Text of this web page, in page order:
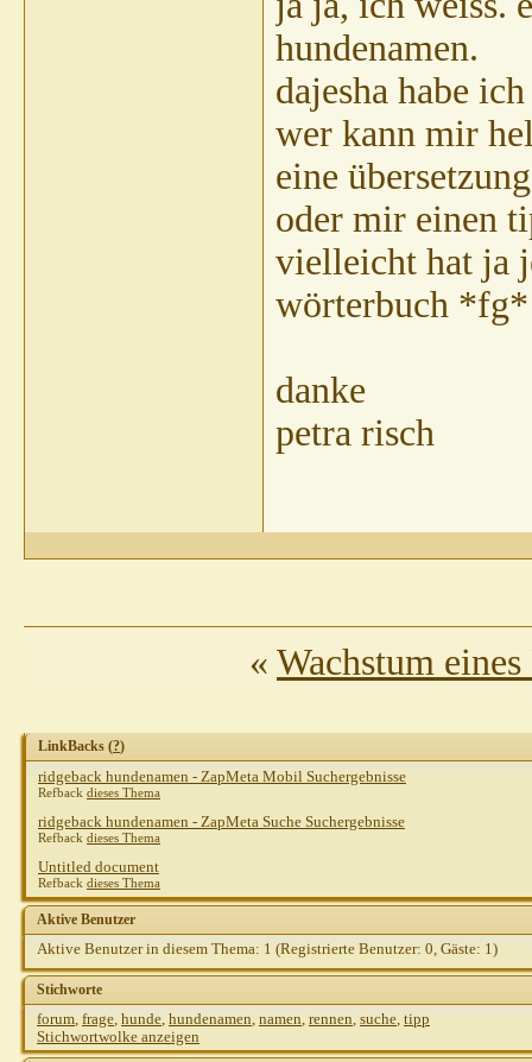
hundenamen.
dajesha habe
wer kann mir
eine
oder mir einen
vielleicht hat ja
wörterbuch *fg*
danke
petra risch
« Wachstum eines
LinkBacks (?)
ridgeback hundenamen - ZapMeta Mobil Suchergebnisse
Refback dieses Thema
ridgeback hundenamen - ZapMeta Suche Suchergebnisse
Refback dieses Thema
Untitled document
Refback dieses Thema
Aktive Benutzer
Aktive Benutzer in diesem Thema: 1 (Registrierte Benutzer: 0, Gäste: 1)
Stichworte
forum, frage, hunde, hundenamen, namen, rennen, suche, tipp
Stichwortwolke anzeigen